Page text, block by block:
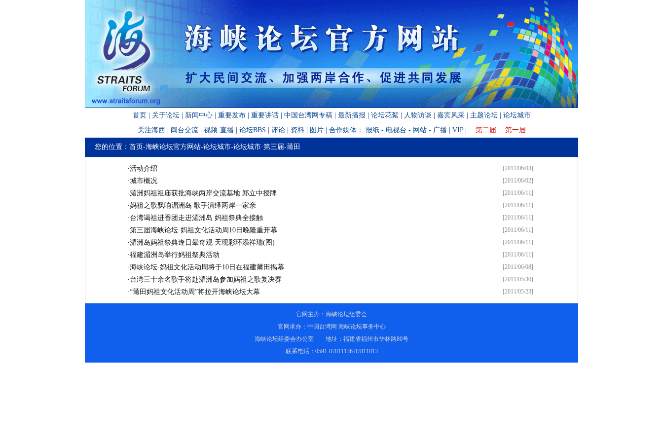
首页 关于论坛| 新闻中心| 重要发布| 重要讲话| 中国台湾网专稿| 最新播报 论坛花絮 人物访谈 嘉宾风采| 主题论坛| 论坛城市
关注海西
闽台交流| 视频·直播| 论坛BBS 评论| 资料| 图片| 合作媒体： 报纸- 电视台 - 网站- 广播| VIP| 第二届 第一届
您的位置： 首页-海峡论坛官方网站-论坛城市-论坛城市·第三届-莆田
[2011/06/03]
·活动介绍
[2011/06/02]
·城市概况
[2011/06/11]
·湄洲妈祖祖庙获批海峡两岸交流基地 郑立中授牌
[2011/06/11]
·妈祖之歌飘响湄洲岛 歌手演绎两岸一家亲
[2011/06/11]
· 台湾谒祖进香团走进湄洲岛 妈祖祭典全接触
[2011/06/11]
·第三届海峡论坛·妈祖文化活动周10日晚隆重开幕
[2011/06/11]
·湄洲岛妈祖祭典逢日晕奇观 天现彩环添祥瑞(图)
[2011/06/11]
·福建湄洲岛举行妈祖祭典活动
[2011/06/08]
·海峡论坛·妈祖文化活动周将于10日在福建莆田揭幕
[2011/05/30]
· 台湾三十余名歌手将赴湄洲岛参加妈祖之歌复决赛
[2011/05/23]
·“莆田妈祖文化活动周”将拉开海峡论坛大幕
官网主办：海峡论坛组委会
官网承办： 中国台湾网 海峡论坛事务中心
海峡论坛组委会办公室 地址：福建省福州市华林路80号
联系电话：0591-87811136 87811013